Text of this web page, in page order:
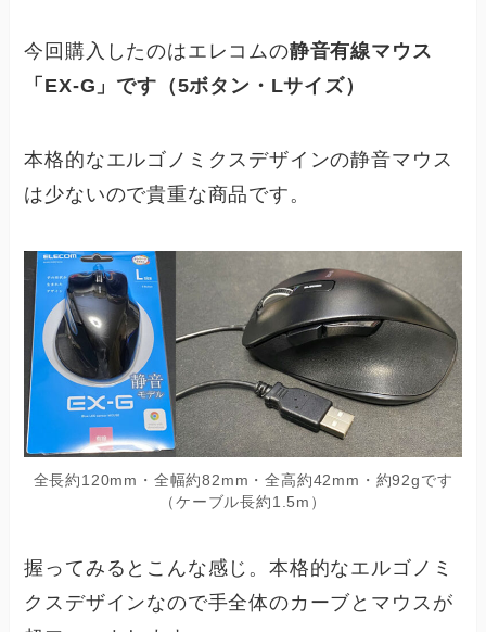
今回購入したのはエレコムの静音有線マウス
「EX-G」です（5ボタン・Lサイズ）
本格的なエルゴノミクスデザインの静音マウス
は少ないので貴重な商品です。
全長約120mm・全幅約82mm・全高約42mm・約92gです
（ケーブル長約1.5m）
握ってみるとこんな感じ。本格的なエルゴノミ
クスデザインなので手全体のカーブとマウスが